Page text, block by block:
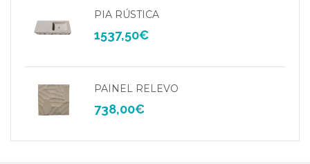
PIA RÚSTICA
1537,50€
PAINEL RELEVO
738,00€